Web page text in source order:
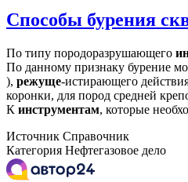
Способы бурения
По типу породоразрушающего
По данному признаку бурение
), режуще-истирающего
коронки, для пород средней
К инструментам, которые
Источник Справочник
Категория Нефтегазовое дело